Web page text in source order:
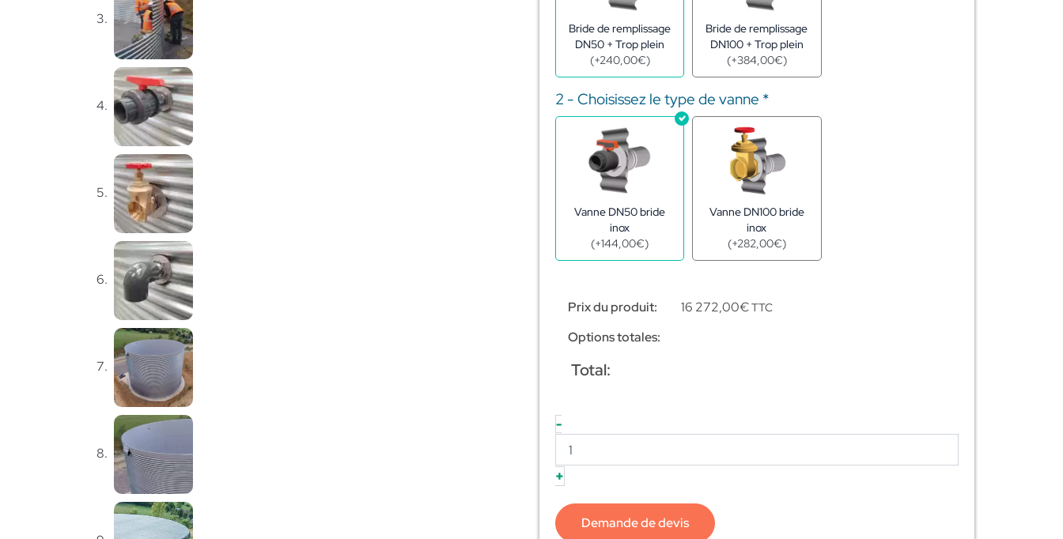
Bride de remplissage
DN50 + Trop plein
(+240,00€)
Bride de remplissage
DN100 + Trop plein
(+384,00€)
2 - Choisissez le type de vanne *
Vanne DN50 bride
inox
(+144,00€)
Vanne DN100 bride
inox
(+282,00€)
Prix du produit: 16 272,00€TTC
Options totales:
Total:
-
547m3
h1,72
m
+
Demande de devis